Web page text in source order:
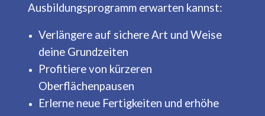
Ausbildungsprogramm erwarten kannst:
Verlängere auf sichere Art und Weise
deine Grundzeiten
Profitiere von kürzeren
Oberflächenpausen
Erlerne neue Fertigkeiten und erhöhe